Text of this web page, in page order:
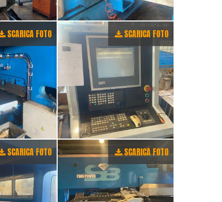
SCARICA FOTO SCARICA FOTO
SCARICA FOTO SCARICA FOTO